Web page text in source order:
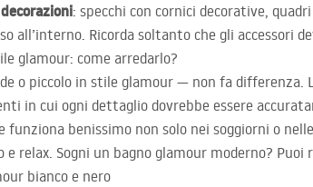
: specchi con cornici decorative,
all’interno. Ricorda soltanto che gli accessori
glamour: come arredarlo?
o piccolo in stile glamour — non fa
in cui ogni dettaglio dovrebbe essere
funziona benissimo non solo nei soggiorni o
e relax. Sogni un bagno glamour moderno?
bianco e nero